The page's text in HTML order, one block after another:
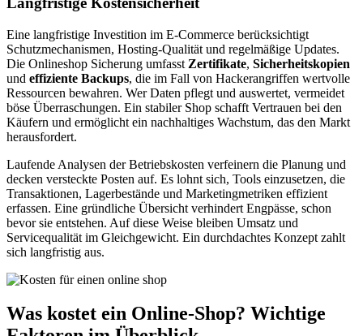
Eine langfristige Investition im E-Commerce berücksichtigt
Schutzmechanismen, Hosting-Qualität und regelmäßige Updates.
Die Onlineshop Sicherung umfasst Zertifikate, Sicherheitskopien
und effiziente Backups, die im Fall von Hackerangriffen wertvolle
Ressourcen bewahren. Wer Daten pflegt und auswertet, vermeidet
böse Überraschungen. Ein stabiler Shop schafft Vertrauen bei den
Käufern und ermöglicht ein nachhaltiges Wachstum, das den Markt
herausfordert.
Laufende Analysen der Betriebskosten verfeinern die Planung und
decken versteckte Posten auf. Es lohnt sich, Tools einzusetzen, die
Transaktionen, Lagerbestände und Marketingmetriken effizient
erfassen. Eine gründliche Übersicht verhindert Engpässe, schon
bevor sie entstehen. Auf diese Weise bleiben Umsatz und
Servicequalität im Gleichgewicht. Ein durchdachtes Konzept zahlt
sich langfristig aus.
Was kostet ein Online-Shop? Wichtige